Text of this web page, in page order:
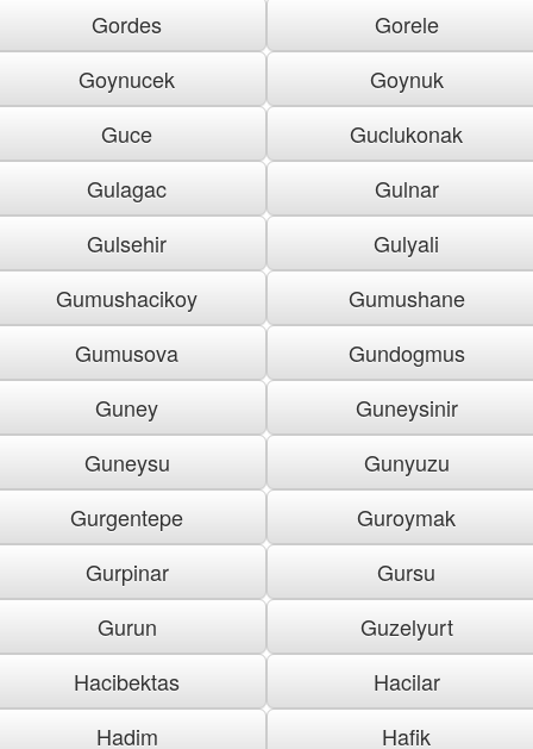
Gordes
Gorele
Goynucek
Goynuk
Guce
Guclukonak
Gulagac
Gulnar
Gulsehir
Gulyali
Gumushacikoy
Gumushane
Gumusova
Gundogmus
Guney
Guneysinir
Guneysu
Gunyuzu
Gurgentepe
Guroymak
Gurpinar
Gursu
Gurun
Guzelyurt
Hacibektas
Hacilar
Hadim
Hafik